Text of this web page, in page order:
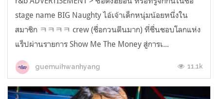
stage name BIG Naughty ไอ้เจ้าเด็กหนุ่มน้อยหนึ่งใน
สมาชิก ㅋㅋㅋㅋ crew (ชื่อกวนตีนมาก) ที่ชื่นชอบโลกแห่ง
แร็ปผ่านรายการ Show Me The Money สู่การเ...
guemuihwanhyang 11.1k